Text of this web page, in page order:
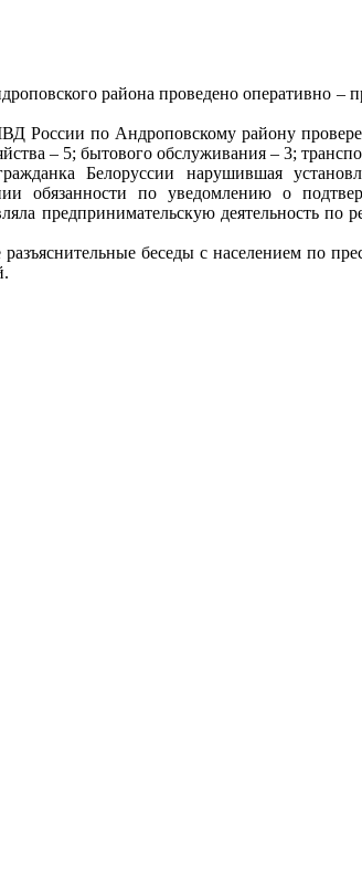
района проведено оперативно –
России по Андроповскому району
– 5; бытового обслуживания – 3;
Белоруссии нарушившая
обязанности по уведомлению о
предпринимательскую деятельность по
беседы с населением по